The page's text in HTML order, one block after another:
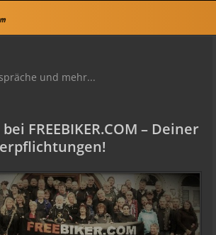
und mehr...
FREEBIKER.COM – Deiner